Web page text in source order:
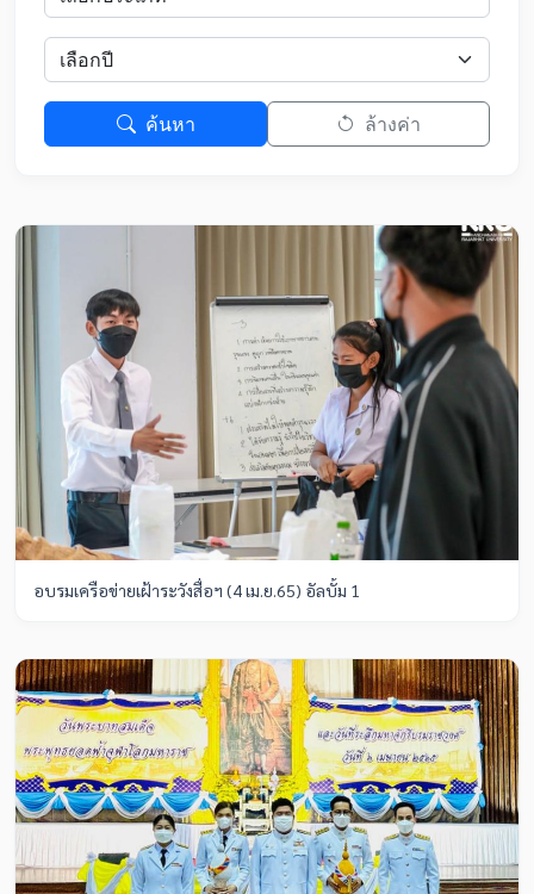
ค้นหา ล้างค่า
อบรมเครือข่ายเฝ้าระวังสื่อฯ (4 เม.ย.65) อัลบั้ม 1